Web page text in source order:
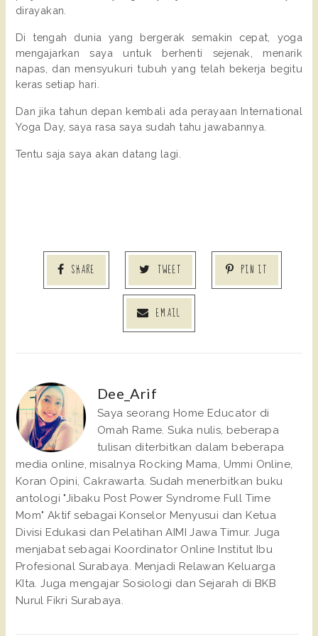
dirayakan.
Di tengah dunia yang bergerak semakin cepat, yoga
mengajarkan saya untuk berhenti sejenak, menarik
napas, dan mensyukuri tubuh yang telah bekerja begitu
keras setiap hari.
Dan jika tahun depan kembali ada perayaan International
Yoga Day, saya rasa saya sudah tahu jawabannya.
Tentu saja saya akan datang lagi.
SHARE TWEET PIN IT
EMAIL
Dee_Arif
Saya seorang Home Educator di
Omah Rame. Suka nulis, beberapa
tulisan diterbitkan dalam beberapa
media online, misalnya Rocking Mama, Ummi Online,
Koran Opini, Cakrawarta. Sudah menerbitkan buku
antologi "Jibaku Post Power Syndrome Full Time
Mom" Aktif sebagai Konselor Menyusui dan Ketua
Divisi Edukasi dan Pelatihan AIMI Jawa Timur. Juga
menjabat sebagai Koordinator Online Institut Ibu
Profesional Surabaya. Menjadi Relawan Keluarga
KIta. Juga mengajar Sosiologi dan Sejarah di BKB
Nurul Fikri Surabaya.